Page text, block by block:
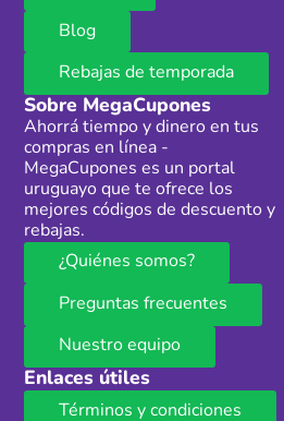
Blog
Rebajas de temporada
Sobre MegaCupones
Ahorrá tiempo y dinero en tus
compras en línea -
MegaCupones es un portal
uruguayo que te ofrece los
mejores códigos de descuento y
rebajas.
¿Quiénes somos?
Preguntas frecuentes
Nuestro equipo
Enlaces útiles
Términos y condiciones